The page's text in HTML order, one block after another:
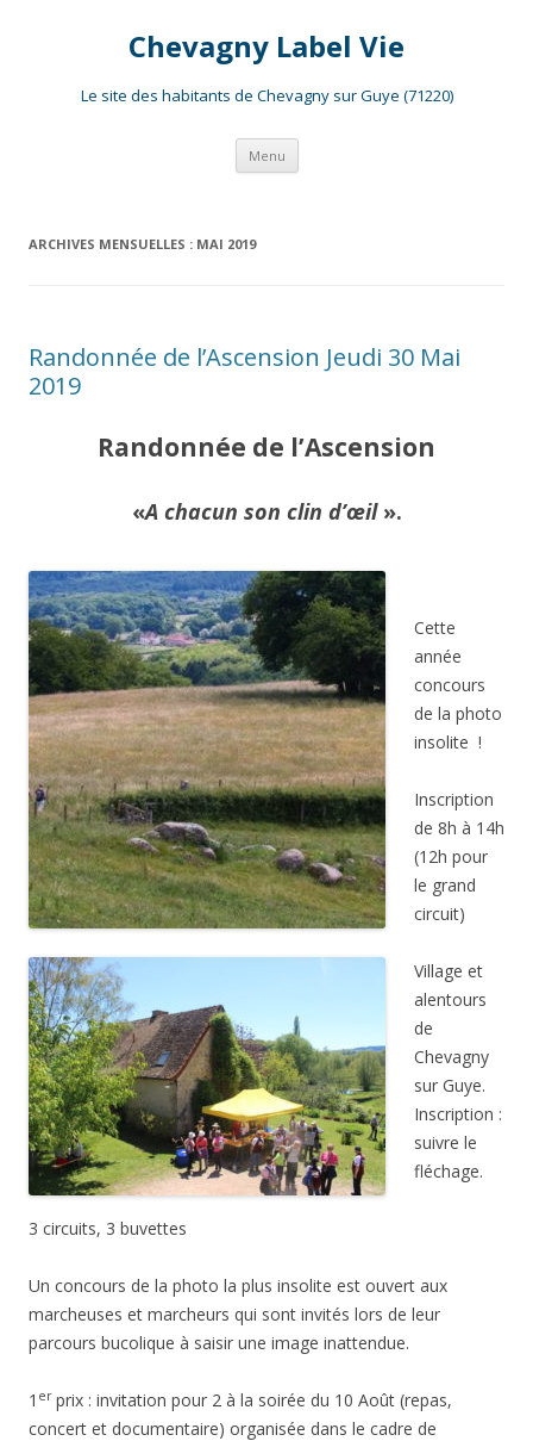
Chevagny Label Vie
Le site des habitants de Chevagny sur Guye (71220)
Menu Aller
contenu
ARCHIVES MENSUELLES : MAI 2019
Randonnée de l’Ascension Jeudi 30 Mai
2019
Randonnée de l’Ascension
«A chacun son clin d’œil».
Cette
année
concours
de la photo
insolite !
Inscription
de 8h à 14h
(12h pour
le grand
circuit)
Village et
alentours
de
Chevagny
sur Guye.
Inscription :
suivre le
fléchage.
3 circuits, 3 buvettes
Un concours de la photo la plus insolite est ouvert aux
marcheuses et marcheurs qui sont invités lors de leur
parcours bucolique à saisir une image inattendue.
1 erprix : invitation pour 2 à la soirée du 10 Août (repas,
concert et documentaire) organisée dans le cadre de